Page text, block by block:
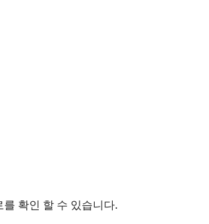
확인 할 수 있습니다.